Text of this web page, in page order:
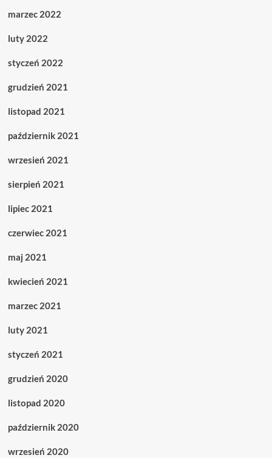
marzec 2022
luty 2022
styczeń 2022
grudzień 2021
listopad 2021
październik 2021
wrzesień 2021
sierpień 2021
lipiec 2021
czerwiec 2021
maj 2021
kwiecień 2021
marzec 2021
luty 2021
styczeń 2021
grudzień 2020
listopad 2020
październik 2020
wrzesień 2020